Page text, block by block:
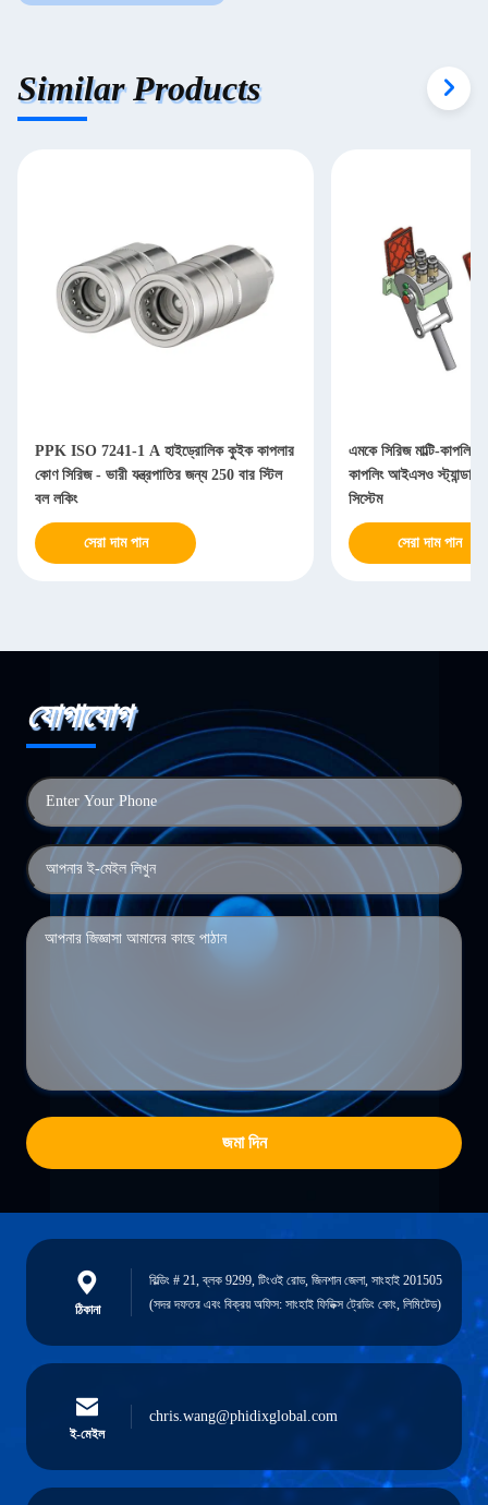
Similar Products
PPK ISO 7241-1 A হাইড্রোলিক কুইক কাপলার
কোণ সিরিজ - ভারী যন্ত্রপাতির জন্য 250 বার স্টিল
বল লকিং
সেরা দাম পান
এমকে সিরিজ মাল্টি-কাপলিং
কাপলিং আইএসও
সিস্টেম
সেরা দাম পান
যোগাযোগ
জমা দিন
ঠিকানা
বিল্ডিং # 21, ব্লক 9299, টিংওই রোড, জিনশান জেলা, সাংহাই 201505
(সদর দফতর এবং বিক্রয় অফিস: সাংহাই ফিডিক্স ট্রেডিং কোং, লিমিটেড)
ই-মেইল
chris.wang@phidixglobal.com